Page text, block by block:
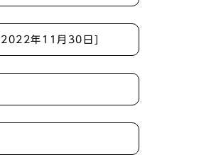
[2022年11月30日]